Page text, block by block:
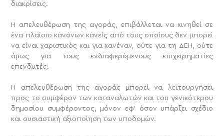
διακρίσεις.
Η απελευθέρωση της αγοράς, επιβάλλεται να κινηθεί σε
ένα πλαίσιο κανόνων κανείς από τους οποίους δεν μπορεί
να είναι χαριστικός και για κανέναν, ούτε για τη ΔΕΗ, ούτε
όμως για τους ενδιαφερόμενους επιχειρηματίες
επενδυτές.
Η απελευθέρωση της αγοράς μπορεί να λειτουργήσει
προς το συμφέρον των καταναλωτών και του γενικότερου
δημοσίου συμφέροντος, μόνον εφ’ όσον υπάρξει σχέδιο
και ουσιαστική αξιοποίηση των υποδομών.